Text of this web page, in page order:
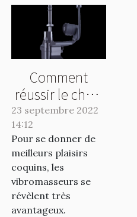
Comment
réussir le choix
de votre
vibromasseur ?
23 septembre 2022
14:12
Pour se donner de
meilleurs plaisirs
coquins, les
vibromasseurs se
révèlent très
avantageux.